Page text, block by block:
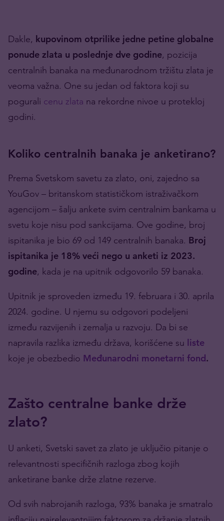
Dakle, kupovinom otprilike jedne petine globalne
ponude zlata u poslednje dve godine, pozicija
centralnih banaka na međunarodnom tržištu zlata je
veoma važna. One su jedan od faktora koji su
pogurali cenu zlata na rekordne nivoe u protekloj
godini.
Koliko centralnih banaka je anketirano?
Prema Svetskom savetu za zlato, oni, zajedno sa
YouGov – britanskom statističkom istraživačkom
agencijom – šalju ankete svim centralnim bankama u
svetu koje nisu pod sankcijama. Ove godine, broj
ispitanika je bio 69 od 149 centralnih banaka. Broj
ispitanika je 18% veći nego u anketi iz 2023.
godine, kada je na upitnik odgovorilo 59 banaka.
Upitnik je sproveden između 19. februara i 30. aprila
2024. godine. U njemu su odgovori podeljeni
između razvijenih i zemalja u razvoju. Da bi se
napravila razlika između država, korišćene su liste
koje je obezbedio Međunarodni monetarni fond.
Zašto centralne banke drže
zlato?
U anketi, Svetski savet za zlato je uključio pitanje o
relevantnosti specifičnih razloga zbog kojih
anketirane banke drže zlatne rezerve.
Od svih nabrojanih razloga, 93% banaka je smatralo